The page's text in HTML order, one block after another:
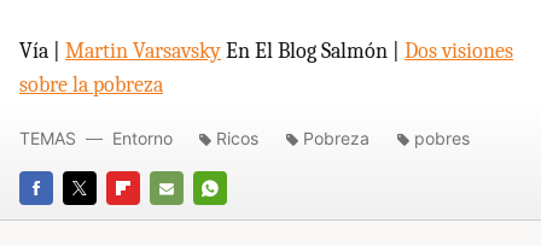
Vía | Martin VarsavskyEn El Blog Salmón | Dos visiones
sobre la pobreza
FACEBOOK
TWITTERFLIPBOARD
E-
WHATSAPP
TEMAS Entorno Ricos Pobreza pobres